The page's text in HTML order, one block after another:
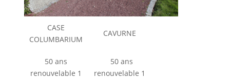
CASE
COLUMBARIUM
CAVURNE
50 ans
renouvelable 1
50 ans
renouvelable 1